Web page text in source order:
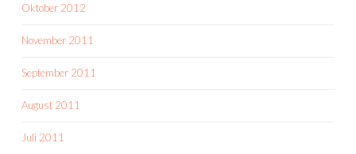
Oktober 2012
November 2011
September 2011
August 2011
Juli 2011